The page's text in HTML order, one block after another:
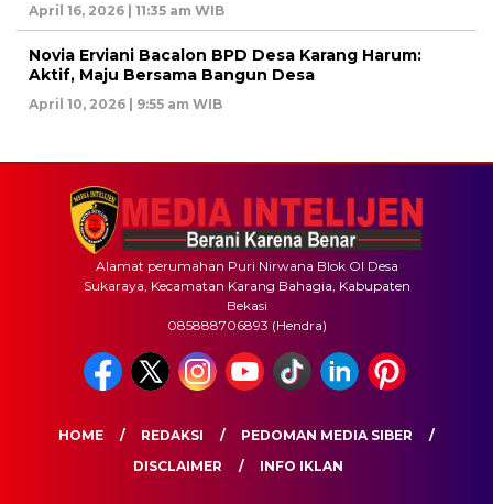
April 16, 2026 | 11:35 am WIB
Novia Erviani Bacalon BPD Desa Karang Harum:
Aktif, Maju Bersama Bangun Desa
April 10, 2026 | 9:55 am WIB
Alamat perumahan Puri Nirwana Blok OI Desa
Sukaraya, Kecamatan Karang Bahagia, Kabupaten
Bekasi
085888706893 (Hendra)
HOME REDAKSI
PEDOMAN MEDIA SIBER
DISCLAIMER
INFO IKLAN